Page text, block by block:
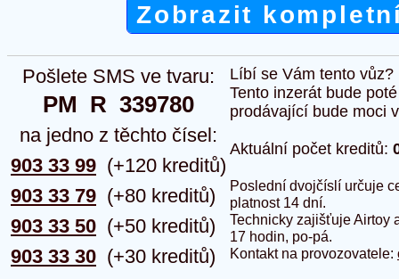
Zobrazit
Pošlete SMS ve tvaru:
PM  R  339780
na jedno z těchto čísel:
903 33 99
903 33 79
903 33 50
903 33 30
(+120 kreditů)
(+80 kreditů)
(+50 kreditů)
(+30 kreditů)
Líbí se Vám tento
Tento inzerát bude
prodávající bude moci
Aktuální počet kreditů:
Poslední dvojčíslí určuje
platnost 14 dní.
Technicky zajišťuje Airtoy
17 hodin, po-pá.
Kontakt na provozovatele: